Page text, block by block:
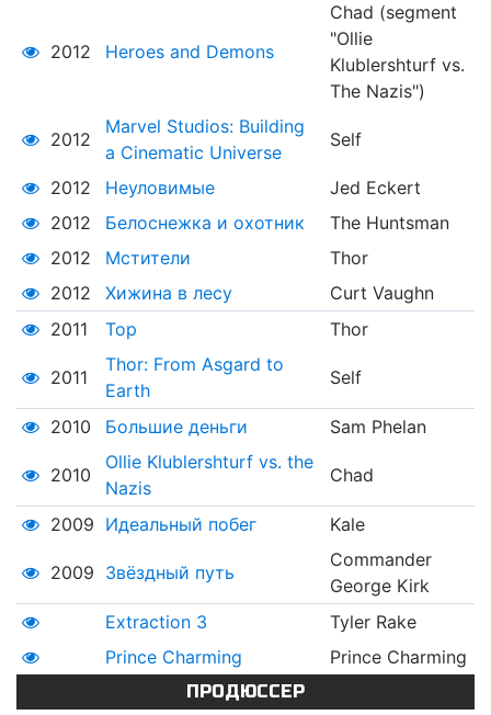
2012 Heroes and Demons
Chad (segment
"Ollie
Klublershturf vs.
The Nazis")
2012
Marvel Studios: Building
a Cinematic Universe
Self
2012 Неуловимые
Jed Eckert
2012
Белоснежка и охотник
The Huntsman
2012
Мстители
Thor
2012
Хижина в лесу
Curt Vaughn
2011
Тор Thor
2011
Thor: From Asgard to
Earth
Self
2010 Большие деньги Sam Phelan
2010
Ollie Klublershturf vs. the
Nazis
Chad
2009 Идеальный побег Kale
2009 Звёздный путь
Commander
George Kirk
Extraction 3
Tyler Rake
Prince Charming
Prince Charming
ПРОДЮССЕР